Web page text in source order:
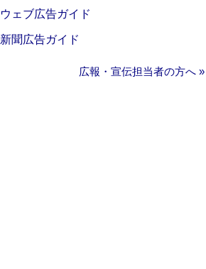
ウェブ広告ガイド
新聞広告ガイド
広報・宣伝担当者の方へ »